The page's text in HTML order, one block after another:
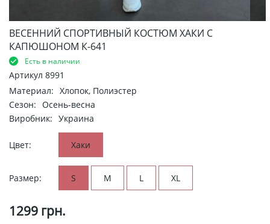
ВЕСЕННИЙ СПОРТИВНЫЙ КОСТЮМ ХАКИ С
КАПЮШОНОМ К-641
Есть в наличии
Артикул 8991
Материал: Хлопок, Полиэстер
Сезон: Осень-весна
Виробник: Украина
Цвет: Хаки
Размер: S M L XL
1299 грн.